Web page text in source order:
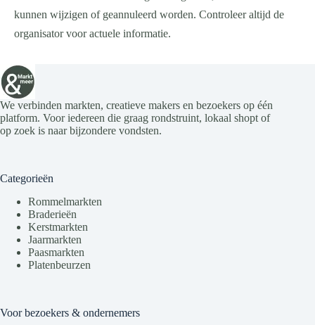
kunnen wijzigen of geannuleerd worden. Controleer altijd de
organisator voor actuele informatie.
We verbinden markten, creatieve makers en bezoekers op één
platform. Voor iedereen die graag rondstruint, lokaal shopt of
op zoek is naar bijzondere vondsten.
Categorieën
Rommelmarkten
Braderieën
Kerstmarkten
Jaarmarkten
Paasmarkten
Platenbeurzen
Voor bezoekers & ondernemers